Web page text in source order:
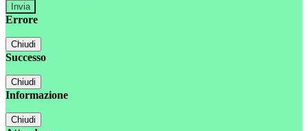
Errore
Chiudi
Successo
Chiudi
Informazione
Chiudi